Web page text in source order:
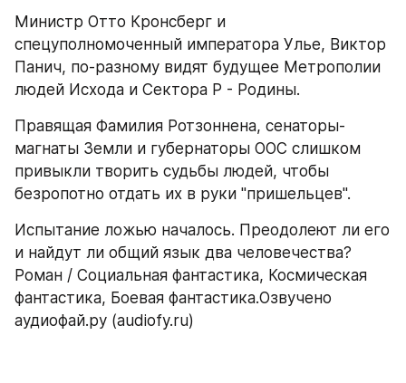
Министр Отто Кронсберг и
спецуполномоченный императора Улье, Виктор
Панич, по-разному видят будущее Метрополии
людей Исхода и Сектора Р - Родины.
Правящая Фамилия Ротзоннена, сенаторы-
магнаты Земли и губернаторы ООС слишком
привыкли творить судьбы людей, чтобы
безропотно отдать их в руки "пришельцев".
Испытание ложью началось. Преодолеют ли его
и найдут ли общий язык два человечества?
Роман / Социальная фантастика, Космическая
фантастика, Боевая фантастика.Озвучено
аудиофай.ру (audiofy.ru)